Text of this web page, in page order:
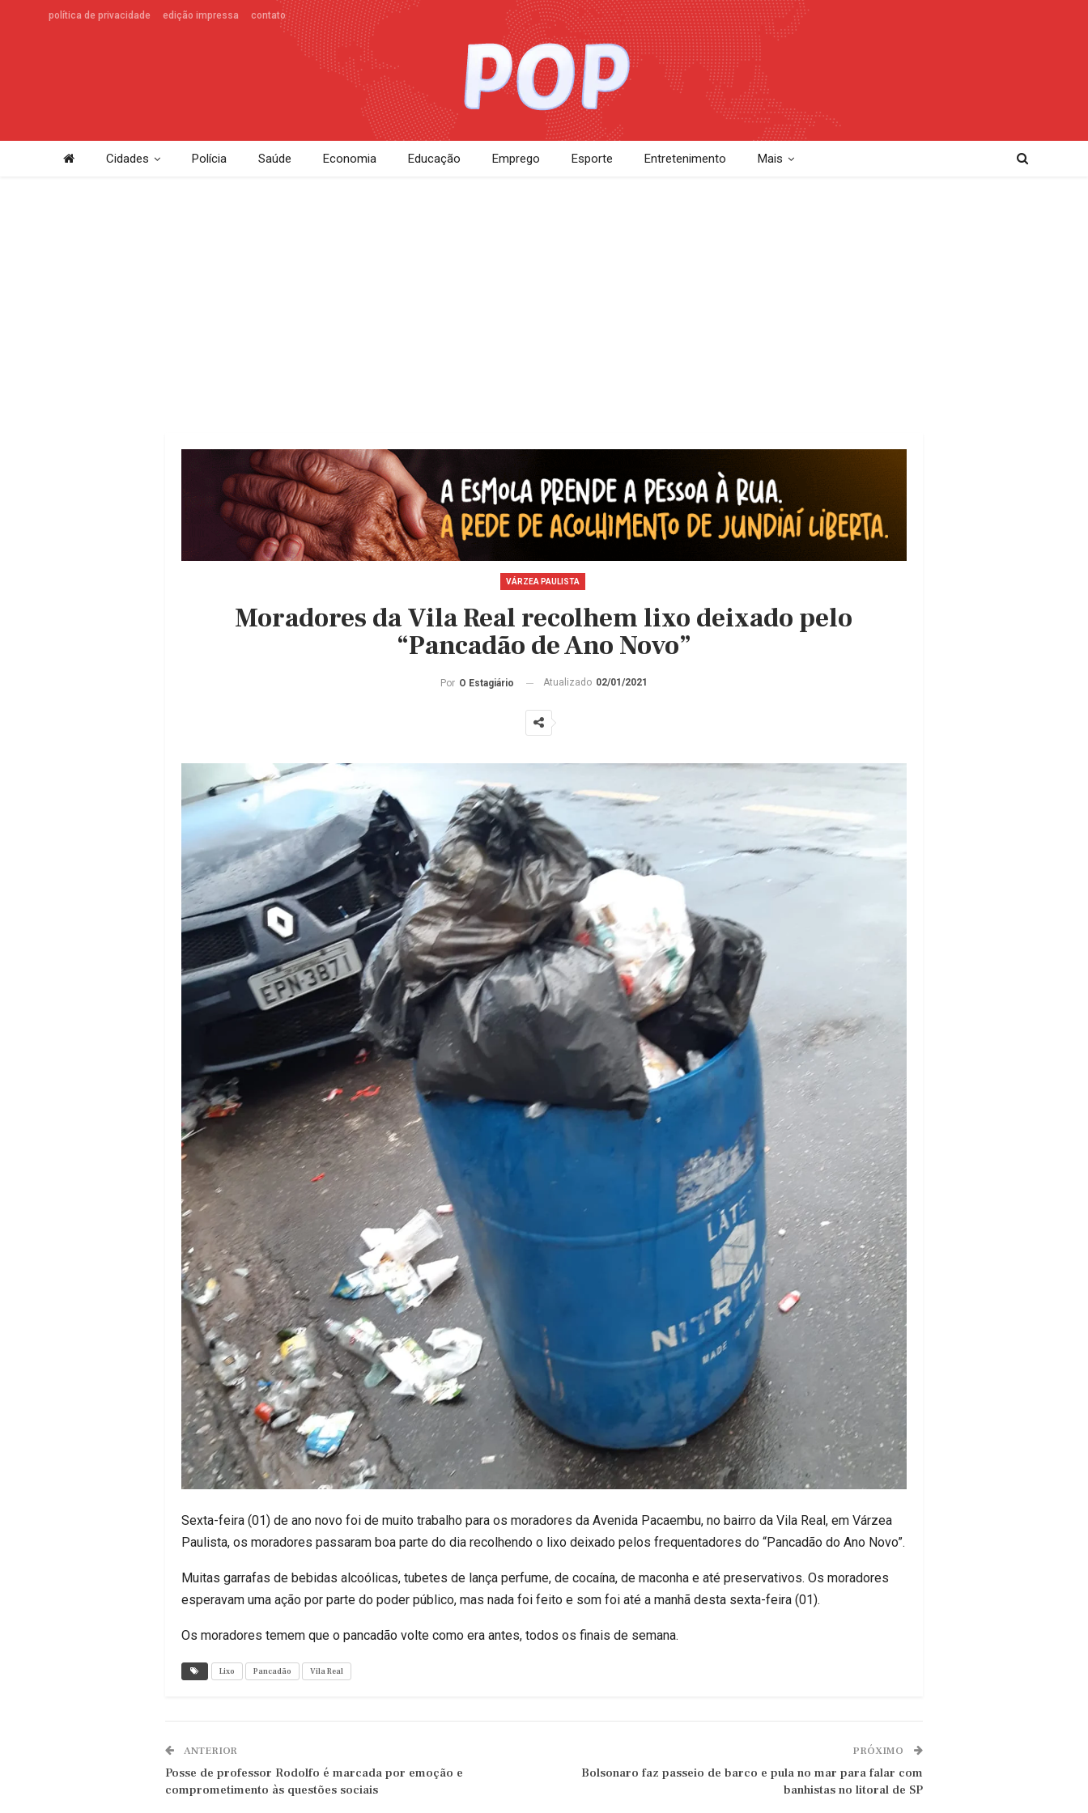
política de privacidade edição impressa contato
Cidades Polícia Saúde Economia Educação Emprego Esporte Entretenimento Mais
VÁRZEA PAULISTA
Moradores da Vila Real recolhem lixo deixado pelo
“Pancadão de Ano Novo”
Por O Estagiário Atualizado 02/01/2021
Sexta-feira (01) de ano novo foi de muito trabalho para os moradores da Avenida Pacaembu, no bairro da Vila Real, em Várzea
Paulista, os moradores passaram boa parte do dia recolhendo o lixo deixado pelos frequentadores do “Pancadão do Ano Novo”.
Muitas garrafas de bebidas alcoólicas, tubetes de lança perfume, de cocaína, de maconha e até preservativos. Os moradores
esperavam uma ação por parte do poder público, mas nada foi feito e som foi até a manhã desta sexta-feira (01).
Os moradores temem que o pancadão volte como era antes, todos os finais de semana.
Lixo Pancadão Vila Real
ANTERIOR
Posse de professor Rodolfo é marcada por emoção e
comprometimento às questões sociais
PRÓXIMO
Bolsonaro faz passeio de barco e pula no mar para falar com
banhistas no litoral de SP